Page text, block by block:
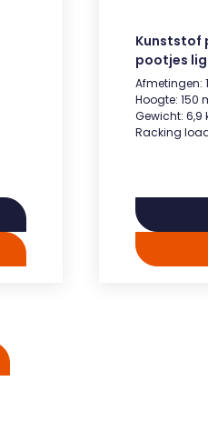
Kunststof
pootjes
Afmetingen:
Hoogte: 150
Gewicht: 6,9
Racking